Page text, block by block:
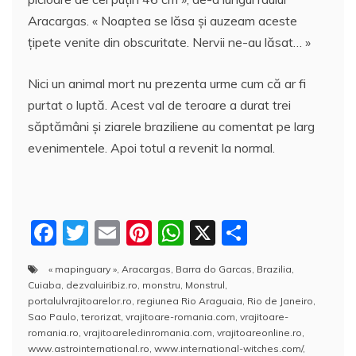
Aracargas. « Noaptea se lăsa şi auzeam aceste
ţipete venite din obscuritate. Nervii ne-au lăsat… »
Nici un animal mort nu prezenta urme cum că ar fi
purtat o luptă. Acest val de teroare a durat trei
săptămâni şi ziarele braziliene au comentat pe larg
evenimentele. Apoi totul a revenit la normal.
F
c
e
b
T
itt
er
E
m
ai
l
Pi
er
e
st
W
at
s
A
X
a
rt
aj
e
« mapinguary », Aracargas, Barra do Garcas, Brazilia,
Cuiaba, dezvaluiribiz.ro, monstru, Monstrul,
portalulvrajitoarelor.ro, regiunea Rio Araguaia, Rio de Janeiro,
Sao Paulo,terorizat, vrajitoare-romania.com, vrajitoare-
romania.ro, vrajitoareledinromania.com, vrajitoareonline.ro,
www.astrointernational.ro, www.international-witches.com/,